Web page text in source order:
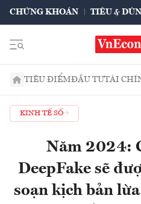
CHỨNG KHOÁN TIÊU &
TIÊU ĐIỂMĐẦU TƯTÀI
KINH TẾ SỐ
Năm 2024:
DeepFake sẽ
soạn kịch bản